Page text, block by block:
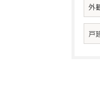
外
戸